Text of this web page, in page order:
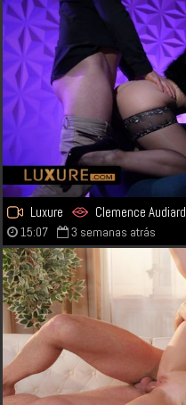
Luxure Clemence Audiard
15:07 3 semanas atrás